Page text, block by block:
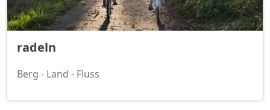
radeln
Berg - Land - Fluss